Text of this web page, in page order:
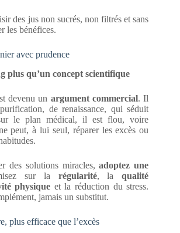
des jus non sucrés, non filtrés et sans
les bénéfices.
avec prudence
plus qu’un concept scientifique
devenu un argument commercial. Il
de renaissance, qui séduit
le plan médical, il est flou, voire
peut, à lui seul, réparer les excès ou
des solutions miracles,adoptez une
sur la régularité, laqualité
physique et la réduction du stress.
jamais un substitut.
plus efficace que l’excès